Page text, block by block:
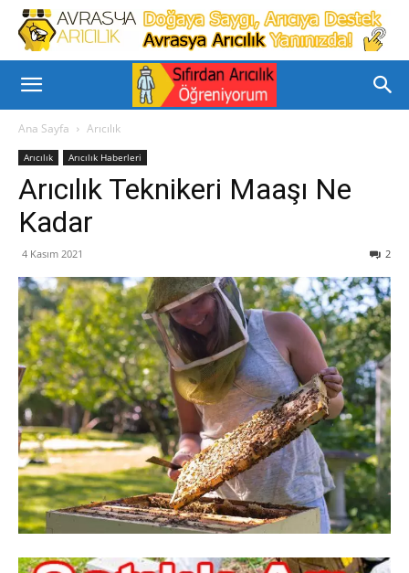
Ana Sayfa Arıcılık
Arıcılık Arıcılık Haberleri
Arıcılık Teknikeri Maaşı Ne
Kadar
4 Kasım 2021 2